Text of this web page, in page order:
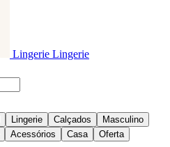
Lingerie Lingerie
Lingerie Calçados
Masculino
Acessórios Casa Oferta